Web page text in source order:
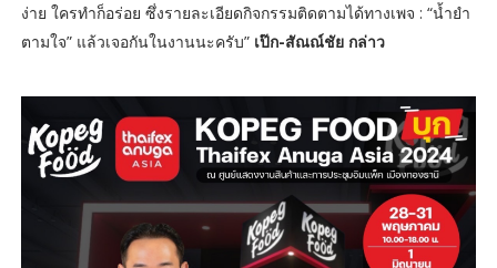
ง่าย ใครทำก็อร่อย ซึ่งรายละเอียดกิจกรรมติดตามได้ทางเพจ : “น้ำยำ
ตามใจ” แล้วเจอกันในงานนะครับ” เป๊ก-สัณณ์ชัย กล่าว